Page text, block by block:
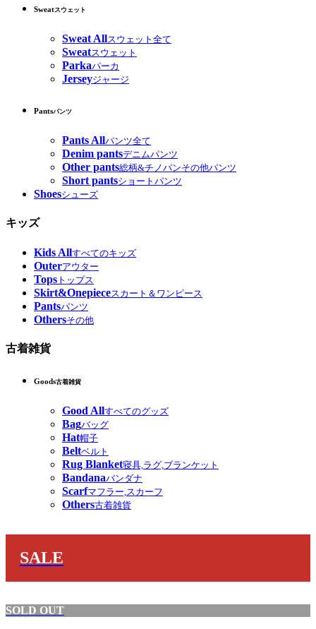
Sweatスウェット
Sweat Allスウェット全て
Sweatスウェット
Parkaパーカ
Jerseyジャージ
Pantsパンツ
Pants Allパンツ全て
Denim pantsデニムパンツ
Other pants総柄&チノパンその他パンツ
Short pantsショートパンツ
Shoesシューズ
キッズ
Kids Allすべてのキッズ
Outerアウター
Tops トップス
Skirt&Onepieceスカート＆ワンピース
Pantsパンツ
Othersその他
古着雑貨
Goods古着雑貨
Good Allすべてのグッズ
Bagバッグ
Hat帽子
Beltベルト
Rug Blanket寝具,ラグ,ブランケット
Bandanaバンダナ
Scarfマフラー,スカーフ
Others古着雑貨
SALE
SOLD OUT